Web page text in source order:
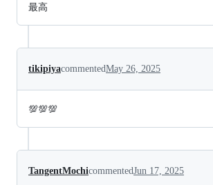
最高
tikipiyacommentedMay 26, 2025
💯💯💯
TangentMochicommentedJun 17, 2025